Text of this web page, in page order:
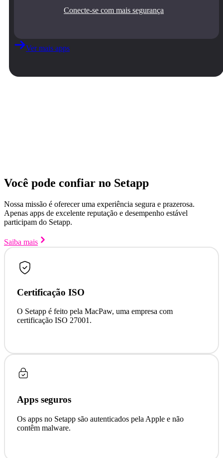
Conecte‑se com mais segurança
Ver mais apps
Você pode confiar no Setapp
Nossa missão é oferecer uma experiência segura e prazerosa.
Apenas apps de excelente reputação e desempenho estável
participam do Setapp.
Saiba mais
Certificação ISO
O Setapp é feito pela MacPaw, uma empresa com
certificação ISO 27001.
Apps seguros
Os apps no Setapp são autenticados pela Apple e não
contêm malware.